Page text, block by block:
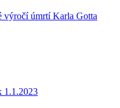
výročí úmrtí Karla Gotta
1.1.2023